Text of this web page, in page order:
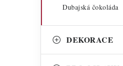
Dubajská čokoláda
DEKORACE